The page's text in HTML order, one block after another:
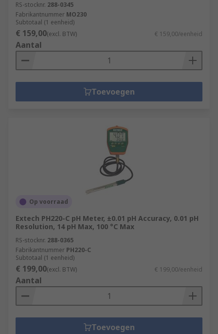
RS-stocknr. 288-0345
Fabrikantnummer MO230
Subtotaal (1 eenheid)
€ 159,00(excl. BTW) € 159,00/eenheid
Aantal
Toevoegen
Op voorraad
Extech PH220-C pH Meter, ±0.01 pH Accuracy, 0.01 pH
Resolution, 14 pH Max, 100 °C Max
RS-stocknr. 288-0365
Fabrikantnummer PH220-C
Subtotaal (1 eenheid)
€ 199,00(excl. BTW) € 199,00/eenheid
Aantal
Toevoegen